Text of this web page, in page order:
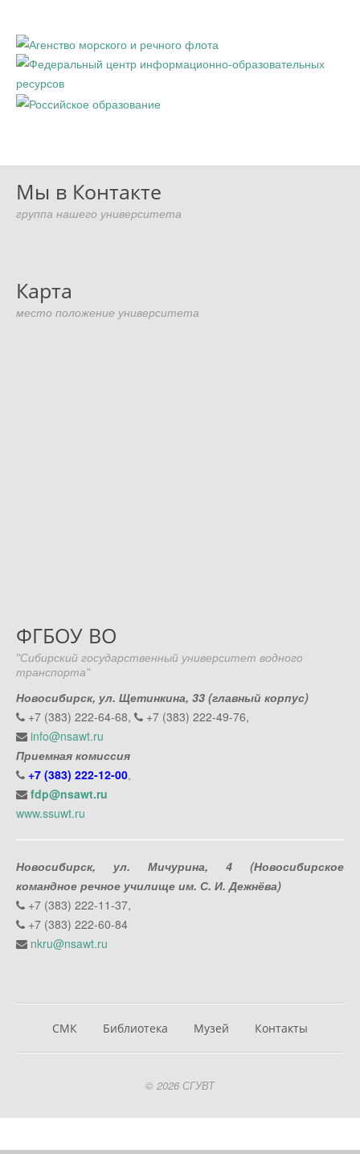
Мы в Контакте
группа нашего университета
Карта
место положение университета
ФГБОУ ВО
"Сибирский государственный университет водного
транспорта"
Новосибирск, ул. Щетинкина, 33 (главный корпус)
+7 (383) 222-64-68,
+7 (383) 222-49-76,
info@nsawt.ru
Приемная комиссия
+7 (383) 222-12-00,
fdp@nsawt.ru
www.ssuwt.ru
Новосибирск, ул. Мичурина, 4 (Новосибирское
командное речное училище им. С. И. Дежнёва)
+7 (383) 222-11-37,
+7 (383) 222-60-84
nkru@nsawt.ru
СМК Библиотека Музей Контакты
© 2026 СГУВТ